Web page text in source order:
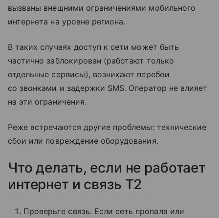
вызваны внешними ограничениями мобильного
интернета на уровне региона.
В таких случаях доступ к сети может быть
частично заблокирован (работают только
отдельные сервисы), возникают перебои
со звонками и задержки SMS. Оператор не влияет
на эти ограничения.
Реже встречаются другие проблемы: технические
сбои или повреждение оборудования.
Что делать, если не работает
интернет и связь T2
Проверьте связь. Если сеть пропала или